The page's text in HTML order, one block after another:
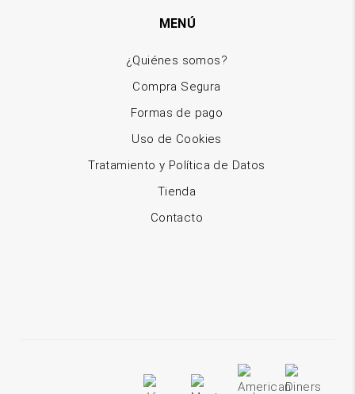
MENÚ
¿Quiénes somos?
Compra Segura
Formas de pago
Uso de Cookies
Tratamiento y Política de Datos
Tienda
Contacto